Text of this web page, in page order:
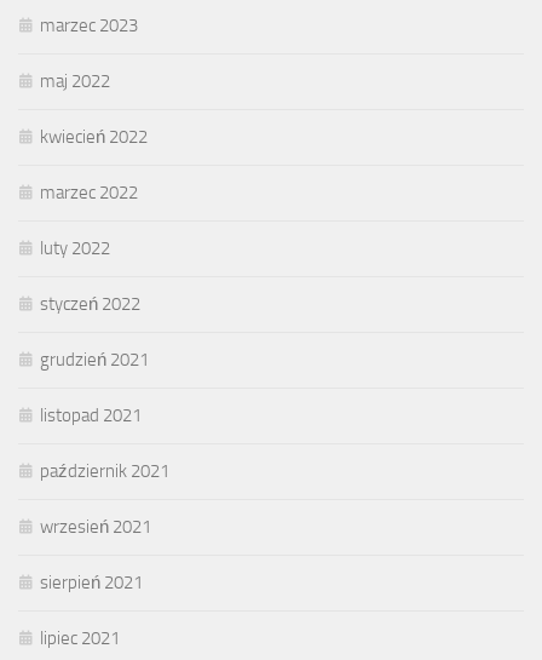
marzec 2023
maj 2022
kwiecień 2022
marzec 2022
luty 2022
styczeń 2022
grudzień 2021
listopad 2021
październik 2021
wrzesień 2021
sierpień 2021
lipiec 2021